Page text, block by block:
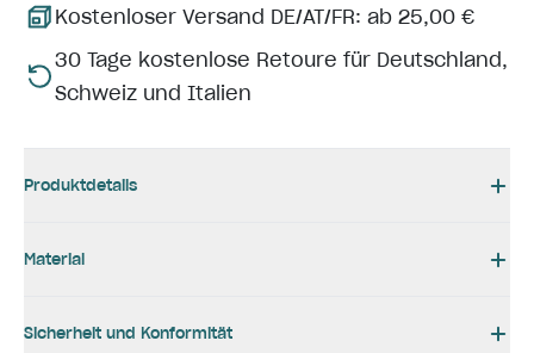
Kostenloser Versand DE/AT/FR: ab 25,00 €
30 Tage kostenlose Retoure für Deutschland,
Schweiz und Italien
Produktdetails
Material
Sicherheit und Konformität